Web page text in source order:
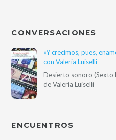
CONVERSACIONES
«Y crecimos, pues,
con Valeria Luiselli
Desierto sonoro (Sexto
de Valeria Luiselli
ENCUENTROS